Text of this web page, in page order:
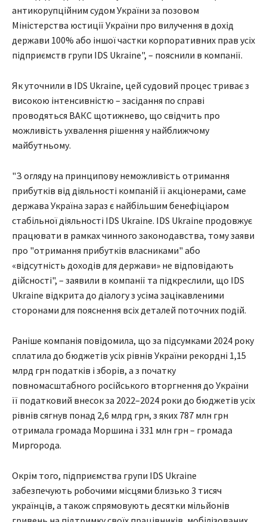
антикорупційним судом України за позовом
Міністерства юстиції України про вилучення в дохід
держави 100% або іншої частки корпоративних прав усіх
підприємств групи IDS Ukraine", – пояснили в компанії.
Як уточнили в IDS Ukraine, цей судовий процес триває з
високою інтенсивністю – засідання по справі
проводяться ВАКС щотижнево, що свідчить про
можливість ухвалення рішення у найближчому
майбутньому.
"З огляду на принципову неможливість отримання
прибутків від діяльності компаній її акціонерами, саме
держава Україна зараз є найбільшим бенефіціаром
стабільної діяльності IDS Ukraine. IDS Ukraine продовжує
працювати в рамках чинного законодавства, тому заяви
про "отримання прибутків власниками" або
«відсутність доходів для держави» не відповідають
дійсності", – заявили в компанії та підкреслили, що IDS
Ukraine відкрита до діалогу з усіма зацікавленими
сторонами для пояснення всіх деталей поточних подій.
Раніше компанія повідомила, що за підсумками 2024 року
сплатила до бюджетів усіх рівнів України рекордні 1,15
млрд грн податків і зборів, а з початку
повномасштабного російського вторгнення до України
її податковий внесок за 2022–2024 роки до бюджетів усіх
рівнів сягнув понад 2,6 млрд грн, з яких 787 млн грн
отримала громада Моршина і 331 млн грн – громада
Миргорода.
Окрім того, підприємства групи IDS Ukraine
забезпечують робочими місцями близько 3 тисяч
українців, а також спрямовують десятки мільйонів